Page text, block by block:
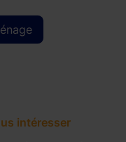
intéresser